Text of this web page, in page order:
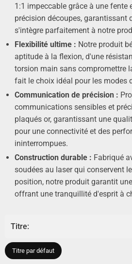
1:1 impeccable grâce à une fente
précision découpes, garantissant
s'intègre parfaitement à notre
Flexibilité ultime : Notre produit
aptitude à la flexion, d'une
torsion main sans compromettre
fait le choix idéal pour les modes
Communication de précision :
communications sensibles et
plaqués or, garantissant une
pour une connectivité et des
ininterrompues.
Construction durable : Fabriqué
soudées au laser qui conservent
position, notre produit garantit
offrant une tranquillité d'esprit à
Titre:
Titre par défaut